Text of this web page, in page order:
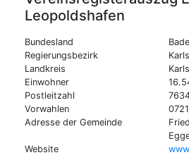
Leopoldshafen
Bundesland
Regierungsbezirk
Landkreis
Einwohner
Postleitzahl
Vorwahlen
Adresse der Gemeinde
Website